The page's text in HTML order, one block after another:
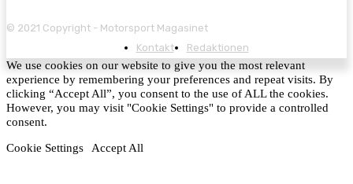
© 2021 Copyright - Motorsport Magasinet
Kontakt
Redaktionen
We use cookies on our website to give you the most relevant
experience by remembering your preferences and repeat visits. By
clicking “Accept All”, you consent to the use of ALL the cookies.
However, you may visit "Cookie Settings" to provide a controlled
consent.
Cookie Settings Accept All